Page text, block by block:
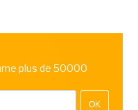
plus de 50000
OK